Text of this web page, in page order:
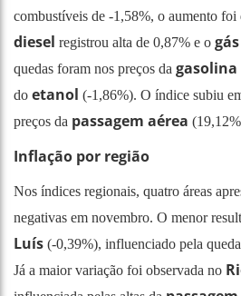
combustíveis de -1,58%, o aumento
diesel registrou alta de 0,87% e o
quedas foram nos preços da gasolina
do etanol (-1,86%). O índice subiu
preços da passagem aérea
Inflação por região
Nos índices regionais, quatro áreas
negativas em novembro. O menor
Luís (-0,39%), influenciado pela
Já a maior variação foi observada no